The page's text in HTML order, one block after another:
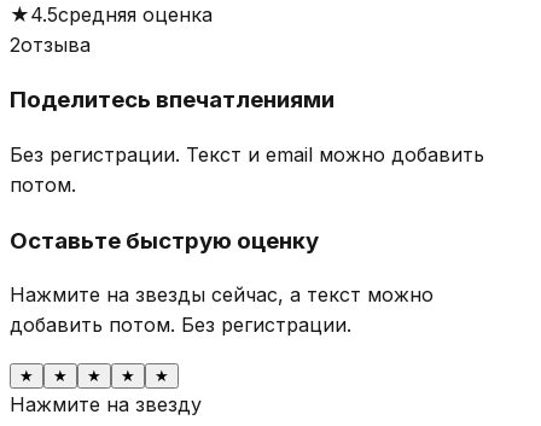
★4.5средняя оценка
2отзыва
Поделитесь впечатлениями
Без регистрации. Текст и email можно добавить
потом.
Оставьте быструю оценку
Нажмите на звезды сейчас, а текст можно
добавить потом. Без регистрации.
★ ★ ★ ★ ★
Нажмите на звезду